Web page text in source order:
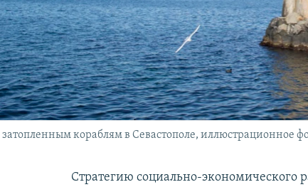
кораблям в Севастополе, иллюстрационное
Стратегию социально-экономического